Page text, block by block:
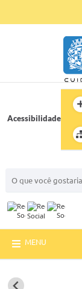
Acessibilidade
MENU